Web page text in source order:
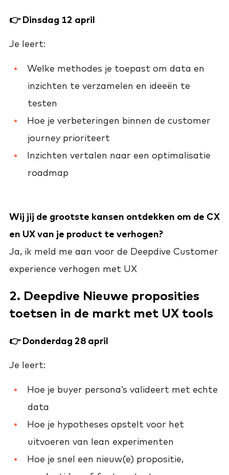
👉 Dinsdag 12 april
Je leert:
Welke methodes je toepast om data en
inzichten te verzamelen en ideeën te
testen
Hoe je verbeteringen binnen de customer
journey prioriteert
Inzichten vertalen naar een optimalisatie
roadmap
Wij jij de grootste kansen ontdekken om de CX
en UX van je product te verhogen?
Ja, ik meld me aan voor de Deepdive Customer
experience verhogen met UX
2. Deepdive Nieuwe proposities
toetsen in de markt met UX tools
👉 Donderdag 28 april
Je leert:
Hoe je buyer persona’s valideert met echte
data
Hoe je hypotheses opstelt voor het
uitvoeren van lean experimenten
Hoe je snel een nieuw(e) propositie,